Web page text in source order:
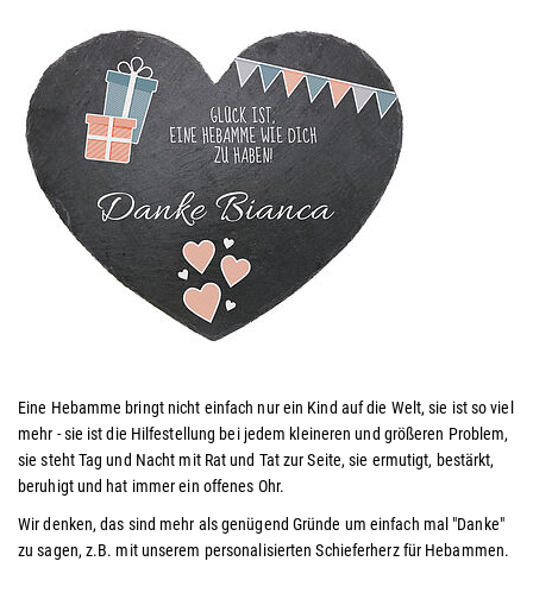
Eine Hebamme bringt nicht einfach nur ein Kind auf die Welt, sie ist so viel
mehr - sie ist die Hilfestellung bei jedem kleineren und größeren Problem,
sie steht Tag und Nacht mit Rat und Tat zur Seite, sie ermutigt, bestärkt,
beruhigt und hat immer ein offenes Ohr.
Wir denken, das sind mehr als genügend Gründe um einfach mal "Danke"
zu sagen, z.B. mit unserem personalisierten Schieferherz für Hebammen.